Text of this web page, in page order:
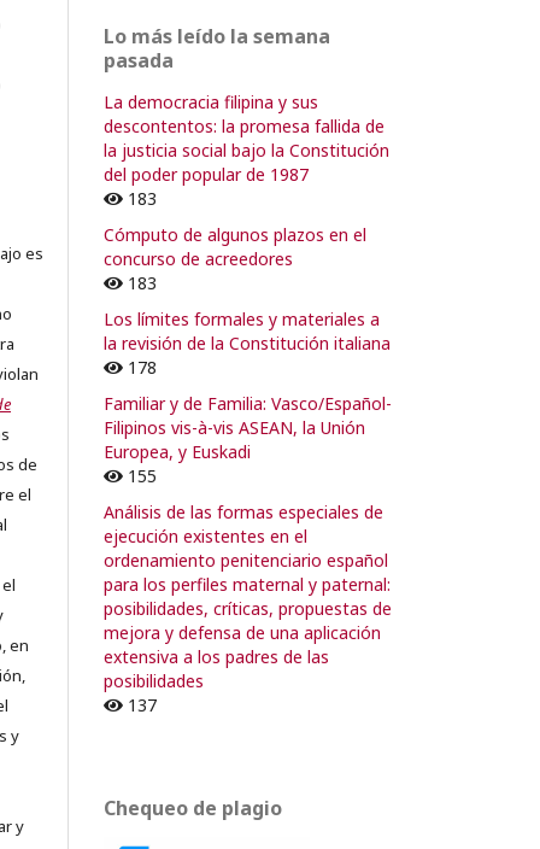
es
de
el
en
y
y
Lo más leído la semana
pasada
La democracia filipina y sus
descontentos: la promesa fallida de
la justicia social bajo la Constitución
del poder popular de 1987
183
Cómputo de algunos plazos en el
concurso de acreedores
183
Los límites formales y materiales a
la revisión de la Constitución italiana
178
Familiar y de Familia: Vasco/Español-
Filipinos vis-à-vis ASEAN, la Unión
Europea, y Euskadi
155
Análisis de las formas especiales de
ejecución existentes en el
ordenamiento penitenciario español
para los perfiles maternal y paternal:
posibilidades, críticas, propuestas de
mejora y defensa de una aplicación
extensiva a los padres de las
posibilidades
137
Chequeo de plagio